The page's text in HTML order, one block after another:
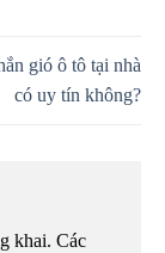
gió ô tô tại nhà
có uy tín không?
khai. Các